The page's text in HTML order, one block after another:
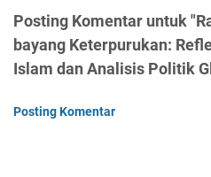
Posting Komentar untuk
bayang Keterpurukan:
Islam dan Analisis Politik
Posting Komentar